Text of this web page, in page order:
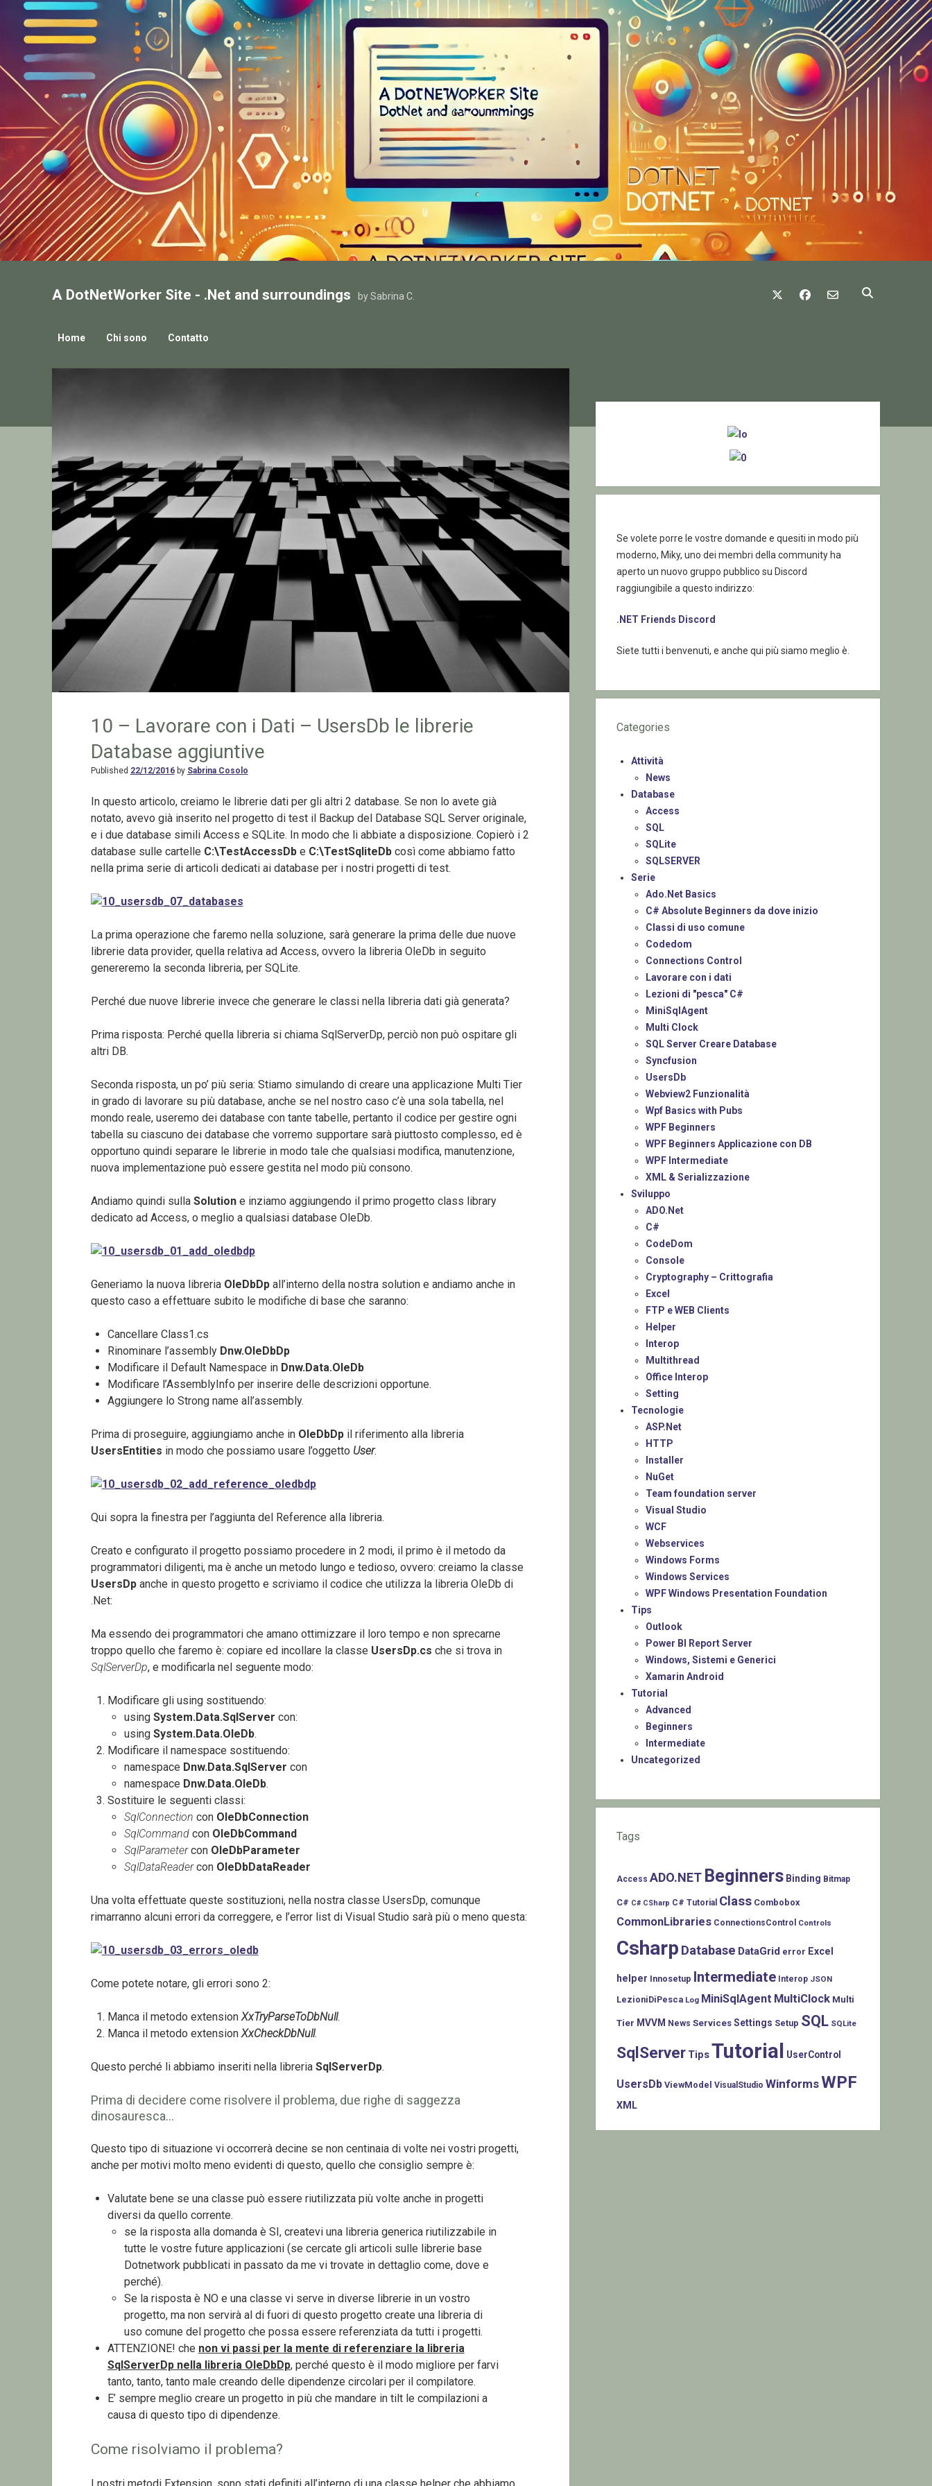
A DotNetWorker Site - .Net and surroundings by Sabrina C.
twitter facebook
email-form
Home Chi sono Contatto
10 – Lavorare con i Dati – UsersDb le librerie
Database aggiuntive
Published 22/12/2016by Sabrina Cosolo
In questo articolo, creiamo le librerie dati per gli altri 2 database. Se non lo avete già
notato, avevo già inserito nel progetto di test il Backup del Database SQL Server originale,
e i due database simili Access e SQLite. In modo che li abbiate a disposizione. Copierò i 2
database sulle cartelle C:\TestAccessDbe C:\TestSqliteDbcosì come abbiamo fatto
nella prima serie di articoli dedicati ai database per i nostri progetti di test.
La prima operazione che faremo nella soluzione, sarà generare la prima delle due nuove
librerie data provider, quella relativa ad Access, ovvero la libreria OleDb in seguito
genereremo la seconda libreria, per SQLite.
Perché due nuove librerie invece che generare le classi nella libreria dati già generata?
Prima risposta: Perché quella libreria si chiama SqlServerDp, perciò non può ospitare gli
altri DB.
Seconda risposta, un po’ più seria: Stiamo simulando di creare una applicazione Multi Tier
in grado di lavorare su più database, anche se nel nostro caso c’è una sola tabella, nel
mondo reale, useremo dei database con tante tabelle, pertanto il codice per gestire ogni
tabella su ciascuno dei database che vorremo supportare sarà piuttosto complesso, ed è
opportuno quindi separare le librerie in modo tale che qualsiasi modifica, manutenzione,
nuova implementazione può essere gestita nel modo più consono.
Andiamo quindi sulla Solutione inziamo aggiungendo il primo progetto class library
dedicato ad Access, o meglio a qualsiasi database OleDb.
Generiamo la nuova libreria OleDbDpall’interno della nostra solution e andiamo anche in
questo caso a effettuare subito le modifiche di base che saranno:
Cancellare Class1.cs
Rinominare l’assembly Dnw.OleDbDp
Modificare il Default Namespace in Dnw.Data.OleDb
Modificare l’AssemblyInfo per inserire delle descrizioni opportune.
Aggiungere lo Strong name all’assembly.
Prima di proseguire, aggiungiamo anche in OleDbDpil riferimento alla libreria
UsersEntities in modo che possiamo usare l’oggetto User.
Qui sopra la finestra per l’aggiunta del Reference alla libreria.
Creato e configurato il progetto possiamo procedere in 2 modi, il primo è il metodo da
programmatori diligenti, ma è anche un metodo lungo e tedioso, ovvero: creiamo la classe
UsersDpanche in questo progetto e scriviamo il codice che utilizza la libreria OleDb di
.Net:
Ma essendo dei programmatori che amano ottimizzare il loro tempo e non sprecarne
troppo quello che faremo è: copiare ed incollare la classe UsersDp.cs che si trova in
SqlServerDp, e modificarla nel seguente modo:
Modificare gli using sostituendo:
using System.Data.SqlServer con:
using System.Data.OleDb.
Modificare il namespace sostituendo:
namespace Dnw.Data.SqlServer con
namespace Dnw.Data.OleDb.
Sostituire le seguenti classi:
SqlConnection con OleDbConnection
SqlCommandcon OleDbCommand
SqlParametercon OleDbParameter
SqlDataReadercon OleDbDataReader
Una volta effettuate queste sostituzioni, nella nostra classe UsersDp, comunque
rimarranno alcuni errori da correggere, e l’error list di Visual Studio sarà più o meno questa:
Come potete notare, gli errori sono 2:
Manca il metodo extensionXxTryParseToDbNull.
Manca il metodo extensionXxCheckDbNull.
Questo perché li abbiamo inseriti nella libreria SqlServerDp.
Prima di decidere come risolvere il problema, due righe di saggezza
dinosauresca…
Questo tipo di situazione vi occorrerà decine se non centinaia di volte nei vostri progetti,
anche per motivi molto meno evidenti di questo, quello che consiglio sempre è:
Valutate bene se una classe può essere riutilizzata più volte anche in progetti
diversi da quello corrente.
se la risposta alla domanda è SI, createvi una libreria generica riutilizzabile in
tutte le vostre future applicazioni (se cercate gli articoli sulle librerie base
Dotnetwork pubblicati in passato da me vi trovate in dettaglio come, dove e
perché).
Se la risposta è NO e una classe vi serve in diverse librerie in un vostro
progetto, ma non servirà al di fuori di questo progetto create una libreria di
uso comune del progetto che possa essere referenziata da tutti i progetti.
ATTENZIONE! che non vi passi per la mente di referenziare la libreria
SqlServerDp nella libreria OleDbDp, perché questo è il modo migliore per farvi
tanto, tanto, tanto male creando delle dipendenze circolari per il compilatore.
E’ sempre meglio creare un progetto in più che mandare in tilt le compilazioni a
causa di questo tipo di dipendenze.
Come risolviamo il problema?
Se volete porre le vostre domande e quesiti in modo più
moderno, Miky, uno dei membri della community ha
aperto un nuovo gruppo pubblico su Discord
raggiungibile a questo indirizzo:
.NET Friends Discord
Siete tutti i benvenuti, e anche qui più siamo meglio è.
Categories
Attività
News
Database
Access
SQL
SQLite
SQLSERVER
Serie
Ado.Net Basics
C# Absolute Beginners da dove inizio
Classi di uso comune
Codedom
Connections Control
Lavorare con i dati
Lezioni di "pesca" C#
MiniSqlAgent
Multi Clock
SQL Server Creare Database
Syncfusion
UsersDb
Webview2 Funzionalità
Wpf Basics with Pubs
WPF Beginners
WPF Beginners Applicazione con DB
WPF Intermediate
XML & Serializzazione
Sviluppo
ADO.Net
C#
CodeDom
Console
Cryptography – Crittografia
Excel
FTP e WEB Clients
Helper
Interop
Multithread
Office Interop
Setting
Tecnologie
ASP.Net
HTTP
Installer
NuGet
Team foundation server
Visual Studio
WCF
Webservices
Windows Forms
Windows Services
WPF Windows Presentation Foundation
Tips
Outlook
Power BI Report Server
Windows, Sistemi e Generici
Xamarin Android
Tutorial
Advanced
Beginners
Intermediate
Uncategorized
Tags
Access ADO.NET Beginners Binding Bitmap
C# C# CSharp C# Tutorial Class Combobox
CommonLibraries ConnectionsControl Controls
Csharp Database DataGrid error Excel
helper Innosetup Intermediate Interop JSON
LezioniDiPesca Log MiniSqlAgent MultiClock Multi
Tier MVVM News Services Settings Setup SQL SQLite
SqlServer TipsTutorial UserControl
UsersDb ViewModel VisualStudio WinformsWPF
XML